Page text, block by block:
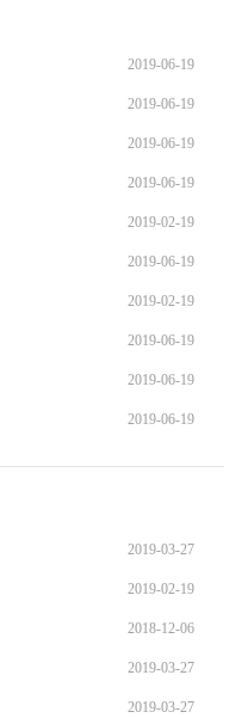
2019-06-19
2019-06-19
2019-06-19
2019-06-19
2019-02-19
2019-06-19
2019-02-19
2019-06-19
2019-06-19
2019-06-19
2019-03-27
2019-02-19
2018-12-06
2019-03-27
2019-03-27